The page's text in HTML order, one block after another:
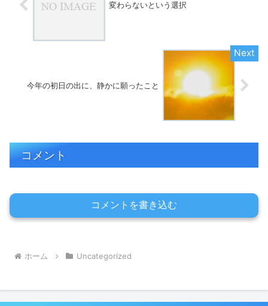
変わらないという選択
今年の初日の出に、静かに願ったこと
コメント
コメントを書き込む
ホーム Uncategorized